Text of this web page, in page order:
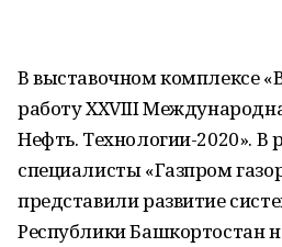
В выставочном комплексе
работу XXVIII
Нефть. Технологии-2020».
специалисты «Газпром
представили развитие
Республики Башкортостан